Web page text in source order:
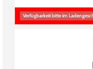
Verfügbarkeit bitte im